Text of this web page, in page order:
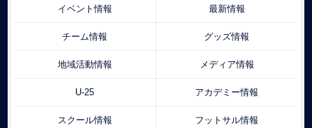
イベント情報 最新情報
チーム情報 グッズ情報
地域活動情報 メディア情報
U-25 アカデミー情報
スクール情報 フットサル情報